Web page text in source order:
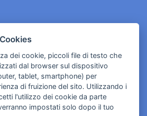
privacy
dei cookie, piccoli file di testo che
dal browser sul dispositivo
tablet, smartphone) per
di fruizione del sito. Utilizzando i
l'utilizzo dei cookie da parte
impostati solo dopo il tuo